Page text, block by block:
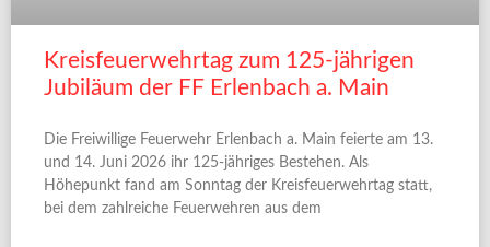
Kreisfeuerwehrtag zum 125-jährigen
Jubiläum der FF Erlenbach a. Main
Die Freiwillige Feuerwehr Erlenbach a. Main feierte am 13.
und 14. Juni 2026 ihr 125-jähriges Bestehen. Als
Höhepunkt fand am Sonntag der Kreisfeuerwehrtag statt,
bei dem zahlreiche Feuerwehren aus dem